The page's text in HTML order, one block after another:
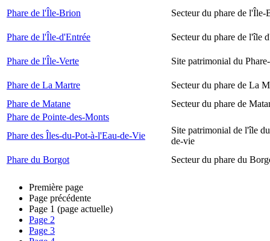
Phare de l'Île-Brion
Secteur du phare de l'Île-
Phare de l'Île-d'Entrée Secteur du phare de l'île
Phare de l'Île-Verte Site patrimonial du
Phare de La Martre
Secteur du phare de La
Phare de Matane
Secteur du phare de
Phare de Pointe-des-Monts
Phare des Îles-du-Pot-à-l'Eau-de-Vie
Site patrimonial de l'île
de-vie
Phare du Borgot
Secteur du phare du
Première page
Page précédente
Page 1 (page actuelle)
Page 2
Page 3